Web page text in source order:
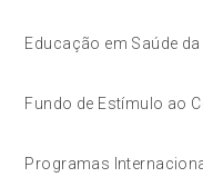
Educação em Saúde
Fundo de Estímulo ao
Programas